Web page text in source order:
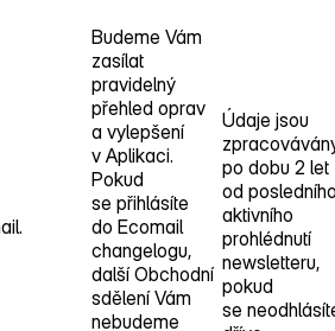
Budeme Vám
zasílat
pravidelný
přehled oprav
a vylepšení
v Aplikaci.
Pokud
se přihlásíte
do Ecomail
changelogu,
další Obchodní
sdělení Vám
nebudeme
Údaje jsou
po dobu 2 let
od
aktivního
prohlédnutí
newsletteru,
pokud
se